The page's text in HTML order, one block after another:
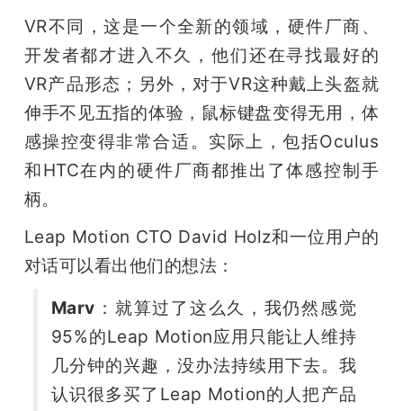
VR不同，这是一个全新的领域，硬件厂商、
开发者都才进入不久，他们还在寻找最好的
VR产品形态；另外，对于VR这种戴上头盔就
伸手不见五指的体验，鼠标键盘变得无用，体
感操控变得非常合适。实际上，包括Oculus
和HTC在内的硬件厂商都推出了体感控制手
柄。
Leap Motion CTO David Holz和一位用户的
对话可以看出他们的想法：
Marv ：就算过了这么久，我仍然感觉
95%的Leap Motion应用只能让人维持
几分钟的兴趣，没办法持续用下去。我
认识很多买了Leap Motion的人把产品